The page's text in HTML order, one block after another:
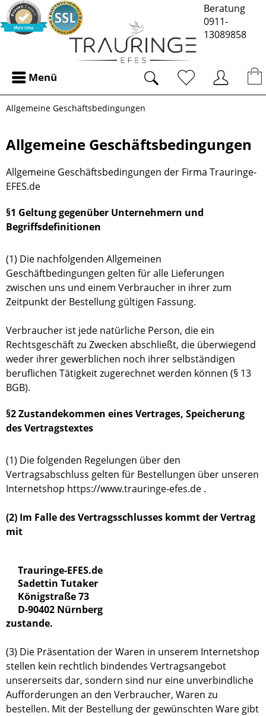
Beratung
0911-
13089858
Menü
Allgemeine Geschäftsbedingungen
Allgemeine Geschäftsbedingungen
Allgemeine Geschäftsbedingungen der Firma Trauringe-
EFES.de
§1 Geltung gegenüber Unternehmern und
Begriffsdefinitionen
(1) Die nachfolgenden Allgemeinen
Geschäftbedingungen gelten für alle Lieferungen
zwischen uns und einem Verbraucher in ihrer zum
Zeitpunkt der Bestellung gültigen Fassung.
Verbraucher ist jede natürliche Person, die ein
Rechtsgeschäft zu Zwecken abschließt, die überwiegend
weder ihrer gewerblichen noch ihrer selbständigen
beruflichen Tätigkeit zugerechnet werden können (§ 13
BGB).
§2 Zustandekommen eines Vertrages, Speicherung
des Vertragstextes
(1) Die folgenden Regelungen über den
Vertragsabschluss gelten für Bestellungen über unseren
Internetshop https://www.trauringe-efes.de .
(2) Im Falle des Vertragsschlusses kommt der Vertrag
mit
Trauringe-EFES.de
Sadettin Tutaker
Königstraße 73
D-90402 Nürnberg
zustande.
(3) Die Präsentation der Waren in unserem Internetshop
stellen kein rechtlich bindendes Vertragsangebot
unsererseits dar, sondern sind nur eine unverbindliche
Aufforderungen an den Verbraucher, Waren zu
bestellen. Mit der Bestellung der gewünschten Ware gibt